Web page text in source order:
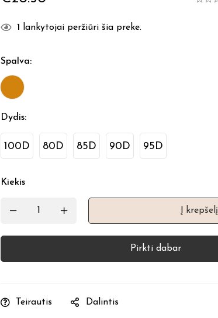
1 lankytojai peržiūri šia preke.
Spalva:
Dydis:
100D 80D 85D 90D 95D
Kiekis
Į krepšelį
Pirkti dabar
Teirautis Dalintis